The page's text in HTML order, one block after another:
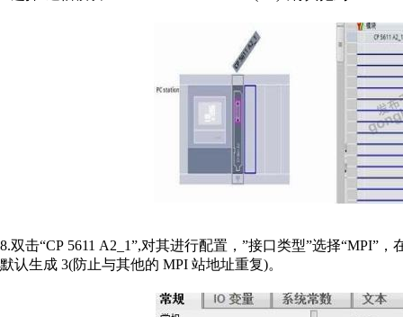
8.双击“CP 5611 A2_1”,对其进行配置，”接口类型”选择“MPI”，
默认生成 3(防止与其他的 MPI 站地址重复)。